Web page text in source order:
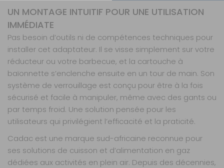
UN MONTAGE INTUITIF POUR UNE UTILISATION
IMMÉDIATE
Pas besoin d’outils ni de compétences techniques pour
installer cet adaptateur. Il se visse simplement sur votre
réducteur ou votre barbecue, et la cartouche à
baïonnette s’enclenche ensuite en un tour de main. Son
système de verrouillage est conçu pour être à la fois
sécurisé et facile à manipuler, même avec des gants ou
par temps froid. Une solution pensée pour les
utilisateurs qui privilégient l’efficacité et la praticité.
Cadac est une marque sud-africaine reconnue pour
ses solutions de cuisson et d’alimentation en gaz
dédiées aux activités en plein air. Depuis des décennies,